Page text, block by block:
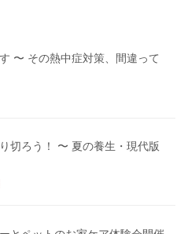
〜 その熱中症対策、間違って
切ろう！ 〜 夏の養生・現代版